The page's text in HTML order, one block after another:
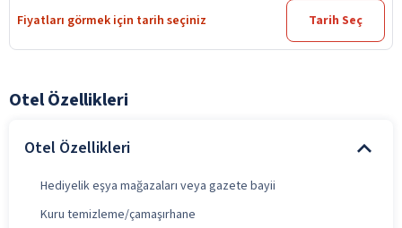
Fiyatları görmek için tarih seçiniz Tarih Seç
Otel Özellikleri
Otel Özellikleri
Hediyelik eşya mağazaları veya gazete bayii
Kuru temizleme/çamaşırhane